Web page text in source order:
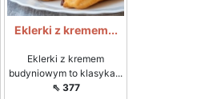
Eklerki z kremem...
Eklerki z kremem
budyniowym to klasyka...
⇖ 377